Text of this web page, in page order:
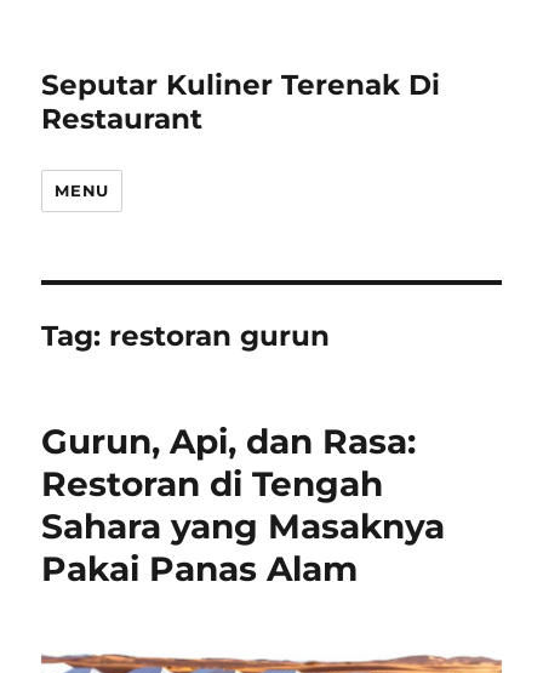
Seputar Kuliner Terenak Di
Restaurant
MENU
Tag: restoran gurun
Gurun, Api, dan Rasa:
Restoran di Tengah
Sahara yang Masaknya
Pakai Panas Alam